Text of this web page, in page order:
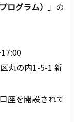
ログラム） 」の
丸の内1-5-1 新
座を開設されて